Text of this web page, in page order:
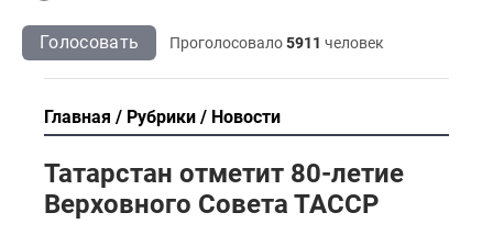
Голосовать Проголосовало5911 человек
Главная Рубрики Новости
Татарстан отметит 80-летие
Верховного Совета ТАССР